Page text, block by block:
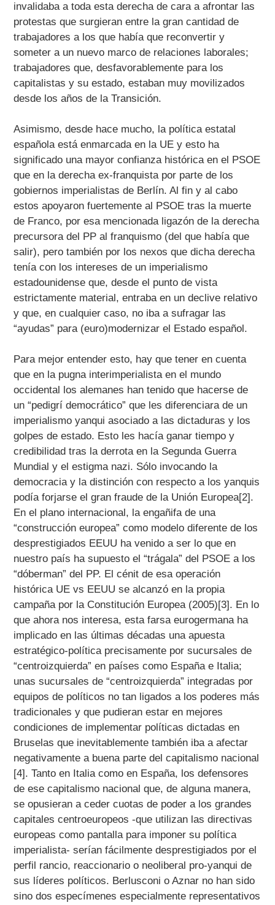
invalidaba a toda esta derecha de cara a afrontar las
protestas que surgieran entre la gran cantidad de
trabajadores a los que había que reconvertir y
someter a un nuevo marco de relaciones laborales;
trabajadores que, desfavorablemente para los
capitalistas y su estado, estaban muy movilizados
desde los años de la Transición.
Asimismo, desde hace mucho, la política estatal
española está enmarcada en la UE y esto ha
significado una mayor confianza histórica en el PSOE
que en la derecha ex-franquista por parte de los
gobiernos imperialistas de Berlín. Al fin y al cabo
estos apoyaron fuertemente al PSOE tras la muerte
de Franco, por esa mencionada ligazón de la derecha
precursora del PP al franquismo (del que había que
salir), pero también por los nexos que dicha derecha
tenía con los intereses de un imperialismo
estadounidense que, desde el punto de vista
estrictamente material, entraba en un declive relativo
y que, en cualquier caso, no iba a sufragar las
“ayudas” para (euro)modernizar el Estado español.
Para mejor entender esto, hay que tener en cuenta
que en la pugna interimperialista en el mundo
occidental los alemanes han tenido que hacerse de
un “pedigrí democrático” que les diferenciara de un
imperialismo yanqui asociado a las dictaduras y los
golpes de estado. Esto les hacía ganar tiempo y
credibilidad tras la derrota en la Segunda Guerra
Mundial y el estigma nazi. Sólo invocando la
democracia y la distinción con respecto a los yanquis
podía forjarse el gran fraude de la Unión Europea[2].
En el plano internacional, la engañifa de una
“construcción europea” como modelo diferente de los
desprestigiados EEUU ha venido a ser lo que en
nuestro país ha supuesto el “trágala” del PSOE a los
“dóberman” del PP. El cénit de esa operación
histórica UE vs EEUU se alcanzó en la propia
campaña por la Constitución Europea (2005)[3]. En lo
que ahora nos interesa, esta farsa eurogermana ha
implicado en las últimas décadas una apuesta
estratégico-política precisamente por sucursales de
“centroizquierda” en países como España e Italia;
unas sucursales de “centroizquierda” integradas por
equipos de políticos no tan ligados a los poderes más
tradicionales y que pudieran estar en mejores
condiciones de implementar políticas dictadas en
Bruselas que inevitablemente también iba a afectar
negativamente a buena parte del capitalismo nacional
[4]. Tanto en Italia como en España, los defensores
de ese capitalismo nacional que, de alguna manera,
se opusieran a ceder cuotas de poder a los grandes
capitales centroeuropeos -que utilizan las directivas
europeas como pantalla para imponer su política
imperialista- serían fácilmente desprestigiados por el
perfil rancio, reaccionario o neoliberal pro-yanqui de
sus líderes políticos. Berlusconi o Aznar no han sido
sino dos especímenes especialmente representativos